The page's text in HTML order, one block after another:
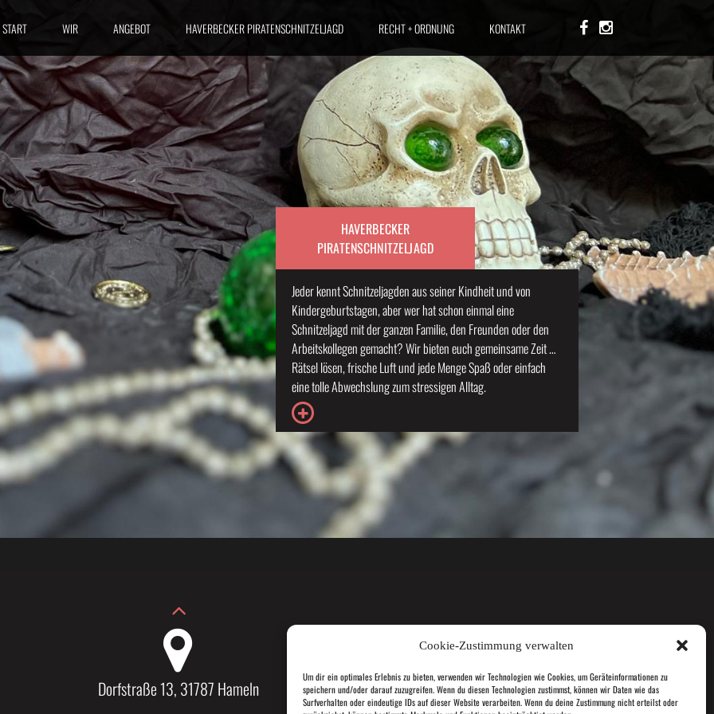
Cookie-Zustimmung verwalten
Um dir ein optimales Erlebnis zu bieten, verwenden wir Technologien wie Cookies, um Geräteinformationen zu
speichern und/oder darauf zuzugreifen. Wenn du diesen Technologien zustimmst, können wir Daten wie das
Surfverhalten oder eindeutige IDs auf dieser Website verarbeiten. Wenn du deine Zustimmung nicht erteilst oder
START WIR ANGEBOT HAVERBECKER PIRATENSCHNITZELJAGD RECHT + ORDNUNG KONTAKT
HAVERBECKER
PIRATENSCHNITZELJAGD
Jeder kennt Schnitzeljagden aus seiner Kindheit und von
Kindergeburtstagen, aber wer hat schon einmal eine
Schnitzeljagd mit der ganzen Familie, den Freunden oder den
Arbeitskollegen gemacht? Wir bieten euch gemeinsame Zeit …
Rätsel lösen, frische Luft und jede Menge Spaß oder einfach
eine tolle Abwechslung zum stressigen Alltag.
Dorfstraße 13, 31787 Hameln info@das-gesund-ding.de